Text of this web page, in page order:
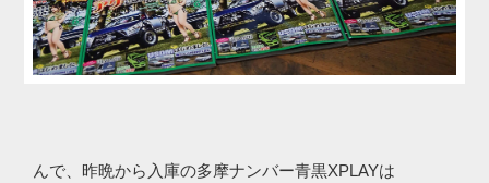
んで、昨晩から入庫の多摩ナンバー青黒XPLAYは